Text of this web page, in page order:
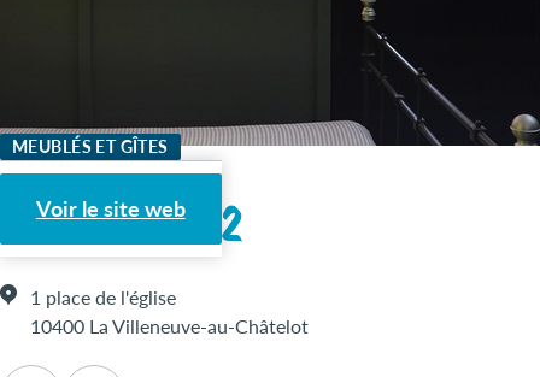
MEUBLÉS ET GÎTES
Voir le site web
L'Astrolabe 2
1 place de l'église
10400 La Villeneuve-au-Châtelot